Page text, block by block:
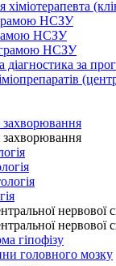
хіміотерапевта
НСЗУ
НСЗУ
НСЗУ
діагностика за
захворювання
захворювання
нервової
нервової
гіпофізу
головного мозку